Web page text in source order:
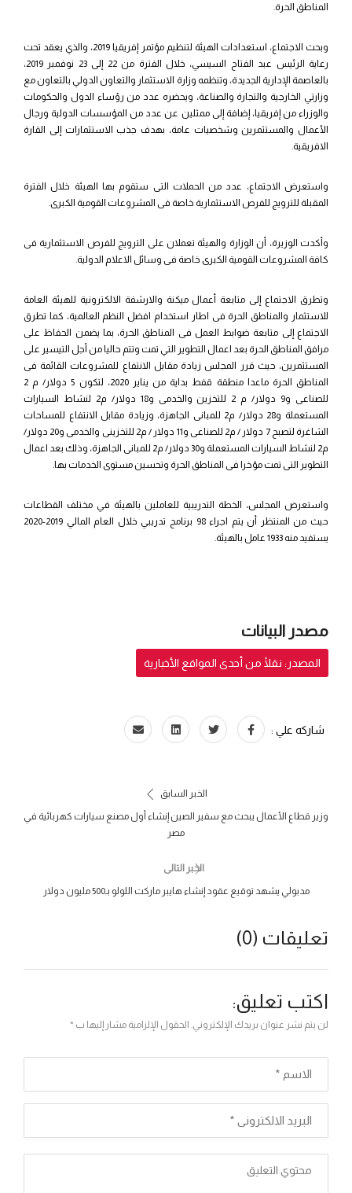
المناطق الحرة.
وبحث الاجتماع، استعدادات الهيئة لتنظيم مؤتمر إفريقيا 2019، والذي يعقد تحت
رعاية الرئيس عبد الفتاح السيسي، خلال الفترة من 22 إلى 23 نوفمبر 2019،
بالعاصمة الإدارية الجديدة، وتنظمه وزارة الاستثمار والتعاون الدولي بالتعاون مع
وزارتي الخارجية والتجارة والصناعة، ويحضره عدد من رؤساء الدول والحكومات
والوزراء من إفريقيا، إضافة إلى ممثلين عن عدد من المؤسسات الدولية ورجال
الأعمال والمستثمرين وشخصيات عامة، بهدف جذب الاستثمارات إلى القارة
الافريقية.
واستعرض الاجتماع، عدد من الحملات التى ستقوم بها الهيئة خلال الفترة
المقبلة للترويج للفرص الاستثمارية خاصة فى المشروعات القومية الكبرى.
وأكدت الوزيرة، أن الوزارة والهيئة تعملان على الترويج للفرص الاستثمارية فى
كافة المشروعات القومية الكبرى خاصة فى وسائل الاعلام الدولية.
وتطرق الاجتماع إلى متابعة أعمال ميكنة والارشفة الالكترونية للهيئة العامة
للاستثمار والمناطق الحرة فى اطار استخدام افضل النظم العالمية، كما تطرق
الاجتماع إلى متابعة ضوابط العمل فى المناطق الحرة، بما يضمن الحفاظ على
مرافق المناطق الحرة بعد اعمال التطوير التي تمت وتتم حاليا من أجل التيسير على
المستثمرين، حيث قرر المجلس زيادة مقابل الانتفاع للمشروعات القائمة فى
المناطق الحرة ماعدا منطقة قفط بداية من يناير 2020، لتكون 5 دولار/ م 2
للصناعى و9 دولار/ م 2 للتخزين والخدمى و18 دولار/ م2 لنشاط السيارات
المستعملة و28 دولار/ م2 للمبانى الجاهزة، وزيادة مقابل الانتفاع للمساحات
الشاغرة لتصبح 7 دولار / م2 للصناعى و11 دولار / م2 للتخزينى والخدمى و20 دولار/
م2 لنشاط السيارات المستعملة و30 دولار/ م2 للمبانى الجاهزة، وذلك بعد اعمال
التطوير التى تمت مؤخرا فى المناطق الحرة وتحسين مستوى الخدمات بها.
واستعرض المجلس، الخطة التدريبية للعاملين بالهيئة في مختلف القطاعات
حيث من المنتظر أن يتم اجراء 98 برنامج تدريبي خلال العام المالي 2019-2020
يستفيد منه 1933 عامل بالهيئة.
مصدر البيانات
المصدر: نقلًا من أحدى المواقع الأخبارية
شاركه علي :
الخبر السابق
وزير قطاع الأعمال يبحث مع سفير الصين إنشاء أول مصنع سيارات كهربائية في
مصر
الخبر التالى
مدبولي يشهد توقيع عقود إنشاء هايبر ماركت اللولو بـ500 مليون دولار
تعليقات (0)
اكتب تعليق:
لن يتم نشر عنوان بريدك الإلكتروني. الحقول الإلزامية مشار إليها ب *